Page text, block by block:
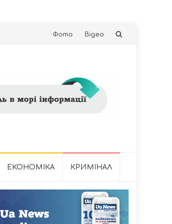
Skip
Фото Відео
ЕКОНОМІКА КРИМІНАЛ